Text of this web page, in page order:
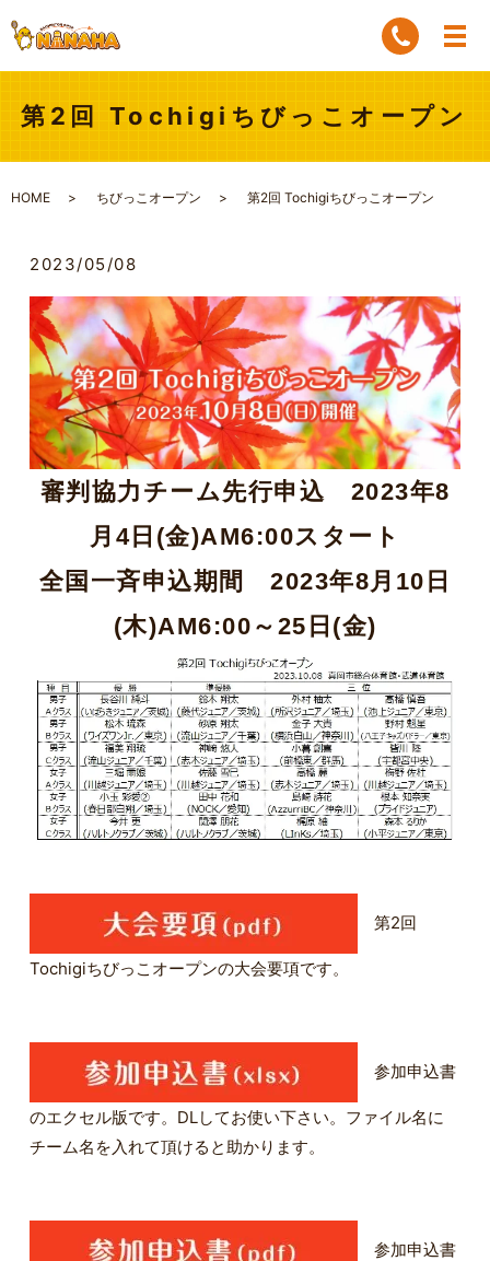
第2回 Tochigiちびっこオープン
HOME ちびっこオープン 第2回 Tochigiちびっこオープン
2023/05/08
審判協力チーム先行申込 2023年8
月4日(金)AM6:00スタート
全国一斉申込期間 2023年8月10日
(木)AM6:00～25日(金)
第2回
Tochigiちびっこオープンの大会要項です。
参加申込書
のエクセル版です。DLしてお使い下さい。ファイル名に
チーム名を入れて頂けると助かります。
参加申込書